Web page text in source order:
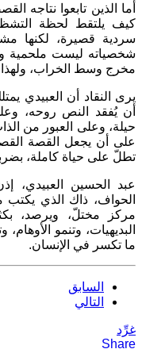
أما الذين تابعوا نتاجه
كيف يلتقط لحظة
سردية قصيرة، لكنها
شخصياته ليست ملحمية
مخرج وسط الخراب، ولهذا
يرى النقاد أن العبيدي
أن يُفقد النص روحه،
حيلة، وعلى العبور من
على أن يجعل القصة
تطلّ على حياة كاملة،
عبد الحسين
الحواف، ذاك الذي يكتب
مركز مختلّ، ويرصد،
البديهيات، وتنمو
ما تكسر في الإنسان.
السابق
التالي
غرِّد
Share